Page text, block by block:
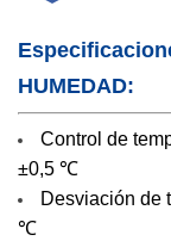
HUMEDAD:
Control de
±0,5 ℃
Desviación de
℃